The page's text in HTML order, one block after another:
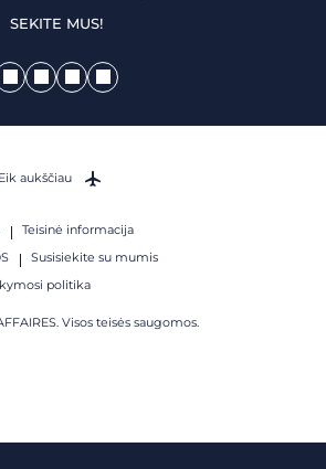
SEKITE MUS!
Teisinė informacija
Susisiekite su mumis
politika
Visos teisės saugomos.
Eik aukščiau